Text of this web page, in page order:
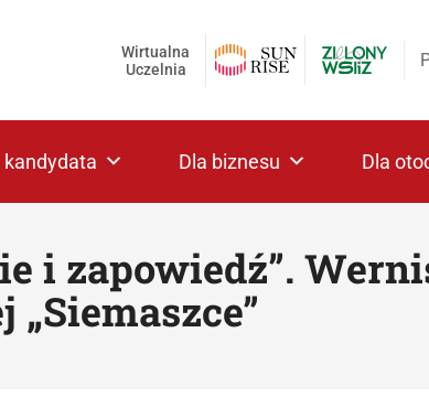
Wirtualna
Uczelnia
kandydata Dla biznesu Dla
i zapowiedź”.